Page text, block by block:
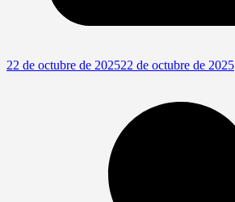
22 de octubre de 202522 de octubre de 2025